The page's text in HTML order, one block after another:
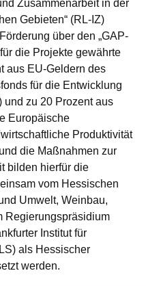
Zusammenarbeit in der
Gebieten“ (RL-IZ)
über den „GAP-
die Projekte gewährte
aus EU-Geldern des
für die Entwicklung
und zu 20 Prozent aus
Europäische
Produktivität
die Maßnahmen zur
bilden hierfür die
vom Hessischen
Umwelt, Weinbau,
Regierungspräsidium
Institut für
als Hessischer
werden.